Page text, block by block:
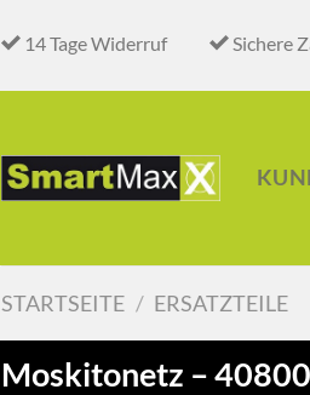
14 Tage Widerruf Sichere
STARTSEITE / ERSATZTEILE
Moskitonetz –